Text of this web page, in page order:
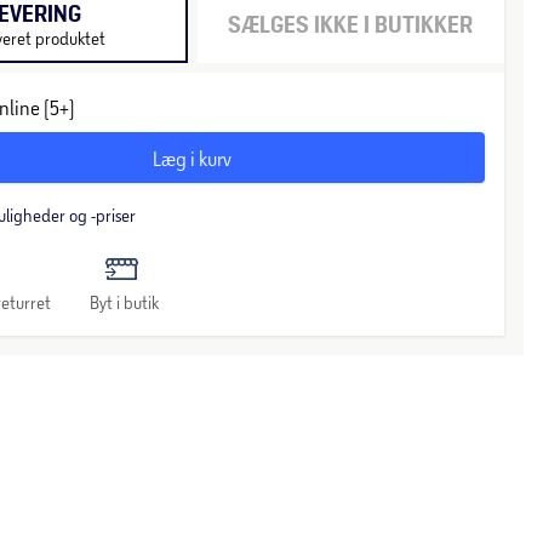
produktet SÆLGES IKKE I BUTIKKER
(5+)
Læg i kurv
og -priser
Byt i butik